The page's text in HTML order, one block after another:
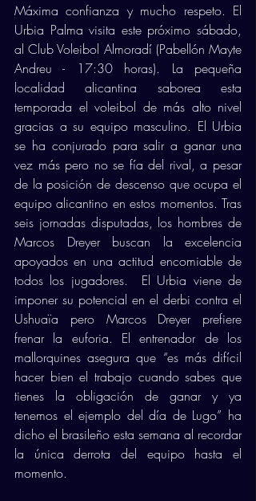
Máxima confianza y mucho respeto. El
Urbia Palma visita este próximo sábado,
al Club Voleibol Almoradí (Pabellón Mayte
Andreu - 17:30 horas). La pequeña
localidad alicantina saborea esta
temporada el voleibol de más alto nivel
gracias a su equipo masculino. El Urbia
se ha conjurado para salir a ganar una
vez más pero no se fía del rival, a pesar
de la posición de descenso que ocupa el
equipo alicantino en estos momentos. Tras
seis jornadas disputadas, los hombres de
Marcos Dreyer buscan la excelencia
apoyados en una actitud encomiable de
todos los jugadores.  El Urbia viene de
imponer su potencial en el derbi contra el
Ushuaïa pero Marcos Dreyer prefiere
frenar la euforia. El entrenador de los
mallorquines asegura que “es más difícil
hacer bien el trabajo cuando sabes que
tienes la obligación de ganar y ya
tenemos el ejemplo del día de Lugo” ha
dicho el brasileño esta semana al recordar
la única derrota del equipo hasta el
momento.